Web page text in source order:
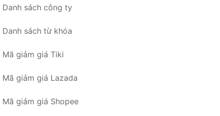
Danh sách công ty
Danh sách từ khóa
Mã giảm giá Tiki
Mã giảm giá Lazada
Mã giảm giá Shopee